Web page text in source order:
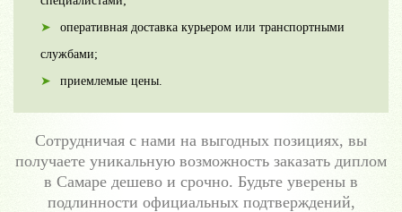
оперативная доставка курьером или транспортными
службами;
приемлемые цены.
Сотрудничая с нами на выгодных позициях, вы
получаете уникальную возможность заказать диплом
в Самаре дешево и срочно. Будьте уверены в
подлинности официальных подтверждений,